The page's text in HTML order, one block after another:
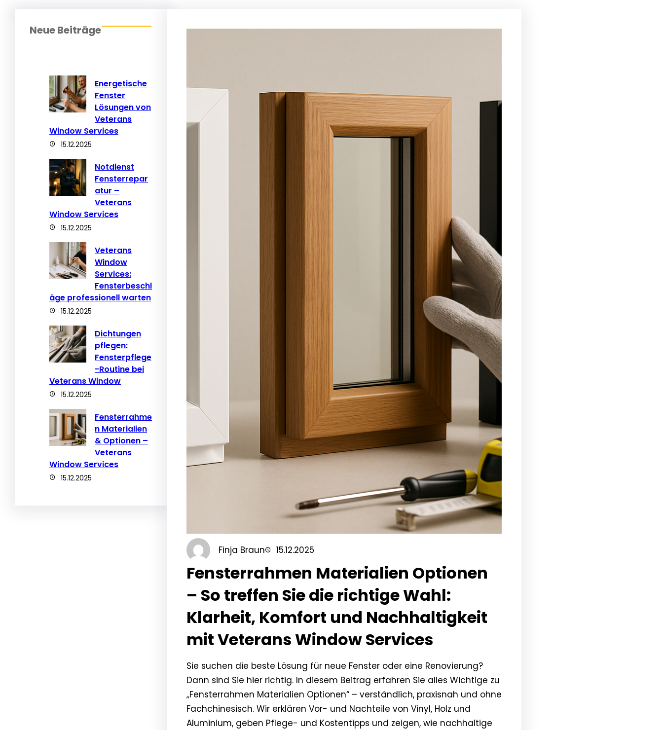
Neue Beiträge
Energetische
Fenster
Lösungen von
Veterans
Window Services
15.12.2025
Notdienst
Fensterrepar
atur –
Veterans
Window Services
15.12.2025
Veterans
Window
Services:
Fensterbeschl
äge professionell warten
15.12.2025
Dichtungen
pflegen:
Fensterpflege
-Routine bei
Veterans Window
15.12.2025
Fensterrahme
n Materialien
& Optionen –
Veterans
Window Services
15.12.2025
Finja Braun 15.12.2025
Fensterrahmen Materialien Optionen
– So treffen Sie die richtige Wahl:
Klarheit, Komfort und Nachhaltigkeit
mit Veterans Window Services
Sie suchen die beste Lösung für neue Fenster oder eine Renovierung?
Dann sind Sie hier richtig. In diesem Beitrag erfahren Sie alles Wichtige zu
„Fensterrahmen Materialien Optionen“ – verständlich, praxisnah und ohne
Fachchinesisch. Wir erklären Vor- und Nachteile von Vinyl, Holz und
Aluminium, geben Pflege- und Kostentipps und zeigen, wie nachhaltige